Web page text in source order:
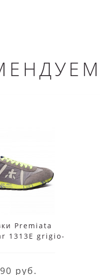
Premiata
1313E grigio-
руб.